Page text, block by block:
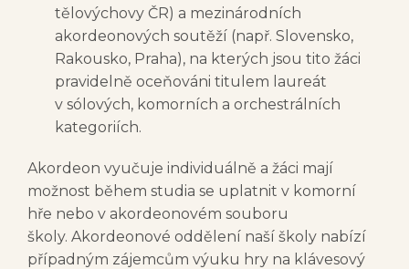
tělovýchovy ČR) a mezinárodních
akordeonových soutěží (např. Slovensko,
Rakousko, Praha), na kterých jsou tito žáci
pravidelně oceňováni titulem laureát
v sólových, komorních a orchestrálních
kategoriích.
Akordeon vyučuje individuálně a žáci mají
možnost během studia se uplatnit v komorní
hře nebo v akordeonovém souboru
školy. Akordeonové oddělení naší školy nabízí
případným zájemcům výuku hry na klávesový